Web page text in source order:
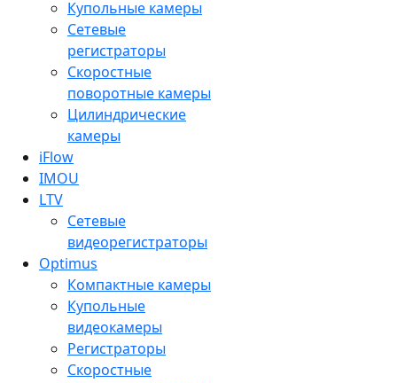
Купольные камеры
Сетевые
регистраторы
Скоростные
поворотные камеры
Цилиндрические
камеры
iFlow
IMOU
LTV
Сетевые
видеорегистраторы
Optimus
Компактные камеры
Купольные
видеокамеры
Регистраторы
Скоростные